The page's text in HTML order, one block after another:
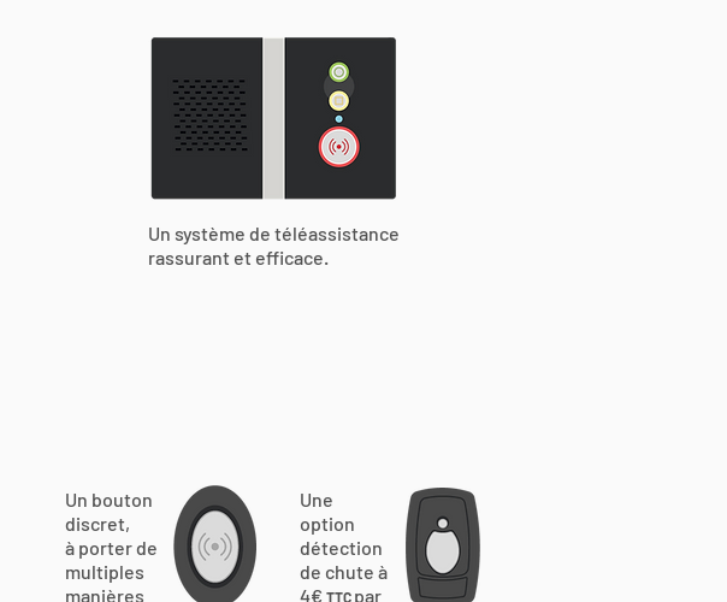
Un système de téléassistance
rassurant et efficace.
Un bouton
discret,
à porter de
multiples
manières
Une
option
détection
de chute à
4€ TTC par